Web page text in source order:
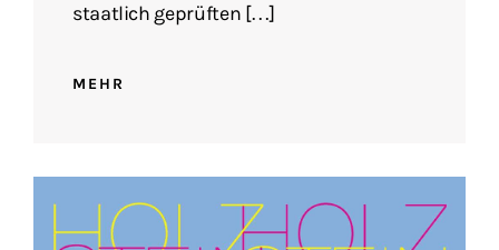
staatlich geprüften […]
MEHR